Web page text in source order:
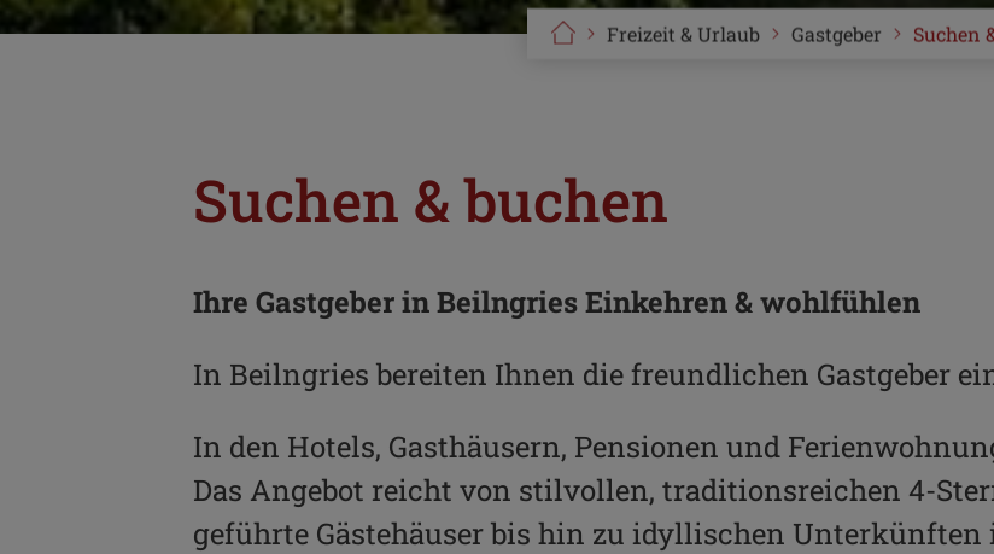
Suchen
Gastgeber
Freizeit & Urlaub
Suchen & buchen
Ihre Gastgeber in Beilngries Einkehren & wohlfühlen
In Beilngries bereiten Ihnen die freundlichen Gastgeber
In den Hotels, Gasthäusern, Pensionen und
Das Angebot reicht von stilvollen, traditionsreichen 4-
geführte Gästehäuser bis hin zu idyllischen